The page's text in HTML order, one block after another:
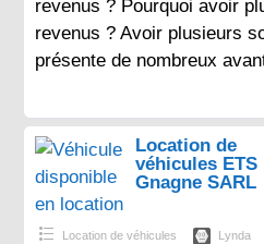
revenus ? Pourquoi avoir
revenus ? Avoir plusieurs
présente de nombreux
Location de
véhicules ETS
Gnagne SARL
Location de véhicules Lynda